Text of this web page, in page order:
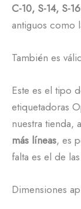
C-10, S-14, S-
antiguos como
También es
Este es el tipo
etiquetadoras
nuestra tienda,
más líneas, es
falta es el de las
Dimensiones